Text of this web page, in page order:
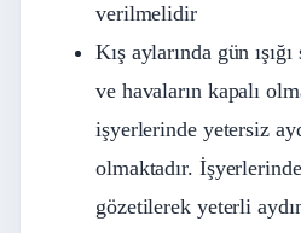
verilmelidir
Kış aylarında gün
ve havaların kapalı
işyerlerinde yetersiz
olmaktadır.
gözetilerek yeterli